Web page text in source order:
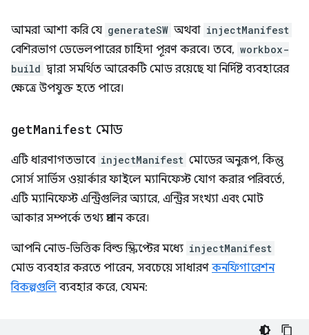
আমরা আশা করি যে generateSW অথবা injectManifest
বেশিরভাগ ডেভেলপারের চাহিদা পূরণ করবে। তবে, workbox-
build দ্বারা সমর্থিত আরেকটি মোড রয়েছে যা নির্দিষ্ট ব্যবহারের
ক্ষেত্রে উপযুক্ত হতে পারে।
getManifest মোড
এটি ধারণাগতভাবে injectManifest মোডের অনুরূপ, কিন্তু
সোর্স সার্ভিস ওয়ার্কার ফাইলে ম্যানিফেস্ট যোগ করার পরিবর্তে,
এটি ম্যানিফেস্ট এন্ট্রিগুলির অ্যারে, এন্ট্রির সংখ্যা এবং মোট
আকার সম্পর্কে তথ্য প্রদান করে।
আপনি নোড-ভিত্তিক বিল্ড স্ক্রিপ্টের মধ্যে injectManifest
মোড ব্যবহার করতে পারেন, সবচেয়ে সাধারণ কনফিগারেশন
বিকল্পগুলিব্যবহার করে, যেমন: